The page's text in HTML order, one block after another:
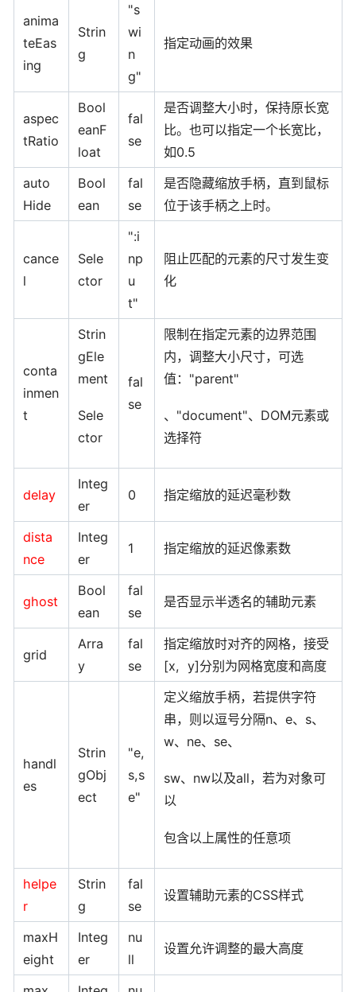
anima
teEas
ing
Strin
g
"s
wi
n
g"
指定动画的效果
aspec
tRatio
Bool
eanF
loat
fal
se
是否调整大小时，保持原长宽
比。也可以指定一个长宽比，
如0.5
auto
Hide
Bool
ean
fal
se
是否隐藏缩放手柄，直到鼠标
位于该手柄之上时。
cance
l
Sele
ctor
":i
np
u
t"
阻止匹配的元素的尺寸发生变
化
conta
inmen
t
Strin
gEle
ment
Sele
ctor
fal
se
限制在指定元素的边界范围
内，调整大小尺寸，可选
值："parent"
、"document"、DOM元素或
选择符
delay
Integ
er
0 指定缩放的延迟毫秒数
dista
nce
Integ
er
1 指定缩放的延迟像素数
ghost
Bool
ean
fal
se
是否显示半透名的辅助元素
grid
Arra
y
fal
se
指定缩放时对齐的网格，接受
[x, y]分别为网格宽度和高度
handl
es
Strin
gObj
ect
"e,
s,s
e"
定义缩放手柄，若提供字符
串，则以逗号分隔n、e、s、
w、ne、se、
sw、nw以及all，若为对象可
以
包含以上属性的任意项
helpe
r
Strin
g
fal
se
设置辅助元素的CSS样式
maxH
eight
Integ
er
nu
ll
设置允许调整的最大高度